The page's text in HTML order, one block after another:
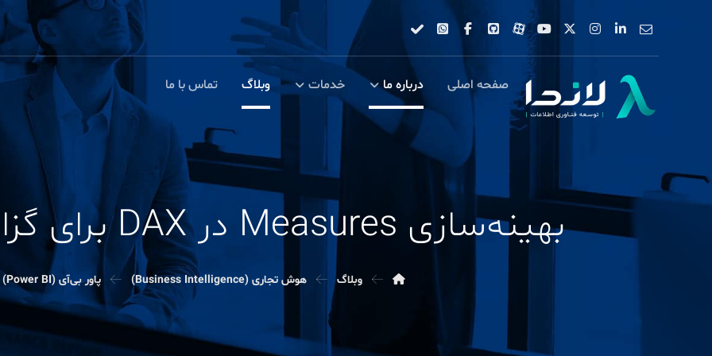
صفحه اصلی درباره ما خدمات وبلاگ تماس با ما
بهینه‌سازی Measures در DAX برای گزارش‌های حجیم
وبلاگ هوش تجاری (Business Intelligence) پاور بی‌آی (Power BI)